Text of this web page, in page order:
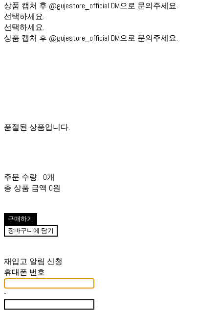
상품 캡처 후 @gujestore_official DM으로 문의주세요.
선택하세요.
선택하세요.
상품 캡처 후 @gujestore_official DM으로 문의주세요.
품절된 상품입니다.
주문 수량
0개
총 상품 금액 0원
구매하기
장바구니에 담기
재입고 알림 신청
휴대폰 번호
-